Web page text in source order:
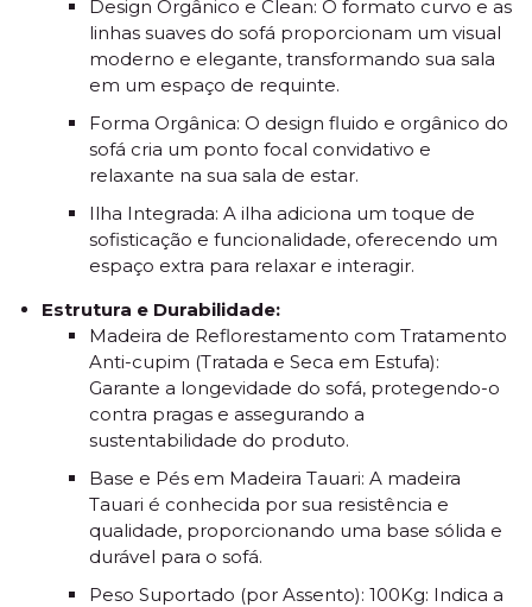
Design Orgânico e Clean: O formato curvo e as
linhas suaves do sofá proporcionam um visual
moderno e elegante, transformando sua sala
em um espaço de requinte.
Forma Orgânica: O design fluido e orgânico do
sofá cria um ponto focal convidativo e
relaxante na sua sala de estar.
Ilha Integrada: A ilha adiciona um toque de
sofisticação e funcionalidade, oferecendo um
espaço extra para relaxar e interagir.
Estrutura e Durabilidade:
Madeira de Reflorestamento com Tratamento
Anti-cupim (Tratada e Seca em Estufa):
Garante a longevidade do sofá, protegendo-o
contra pragas e assegurando a
sustentabilidade do produto.
Base e Pés em Madeira Tauari: A madeira
Tauari é conhecida por sua resistência e
qualidade, proporcionando uma base sólida e
durável para o sofá.
Peso Suportado (por Assento): 100Kg: Indica a